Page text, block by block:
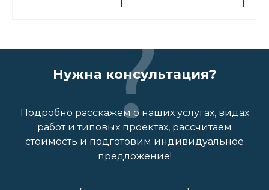
Нужна консультация?
Подробно расскажем о наших услугах, видах
работ и типовых проектах, рассчитаем
стоимость и подготовим индивидуальное
предложение!